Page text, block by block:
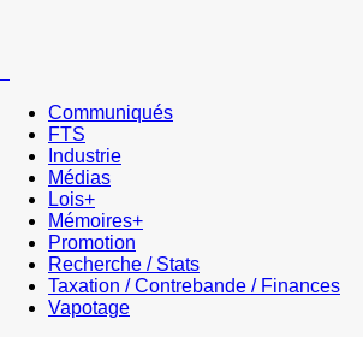
Communiqués
FTS
Industrie
Médias
Lois+
Mémoires+
Promotion
Recherche / Stats
Taxation / Contrebande / Finances
Vapotage